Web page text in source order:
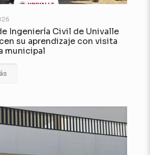
Ingeniería Civil de Univalle
su aprendizaje con visita
municipal